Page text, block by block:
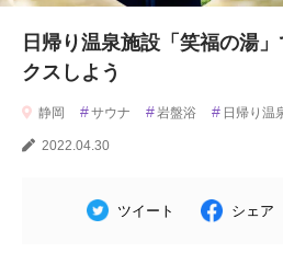
日帰り温泉施設「笑福の湯
クスしよう
静岡 #サウナ #岩盤浴 # 日帰り温
2022.04.30
ツイート シェア